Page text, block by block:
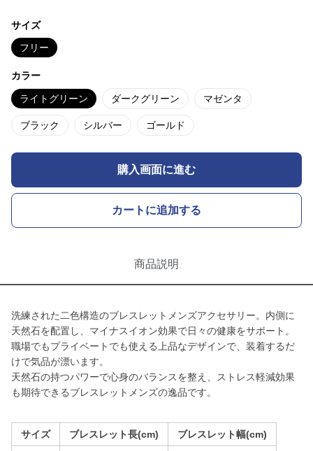
サイズ
フリー
カラー
ライトグリーン ダークグリーン マゼンタ
ブラック シルバー ゴールド
購入画面に進む
カートに追加する
商品説明
洗練された二色構造のブレスレットメンズアクセサリー。内側に
天然石を配置し、マイナスイオン効果で日々の健康をサポート。
職場でもプライベートでも使える上品なデザインで、装着するだ
けで気品が漂います。
天然石の持つパワーで心身のバランスを整え、ストレス軽減効果
も期待できるブレスレットメンズの逸品です。
サイズ ブレスレット長(cm) ブレスレット幅(cm)